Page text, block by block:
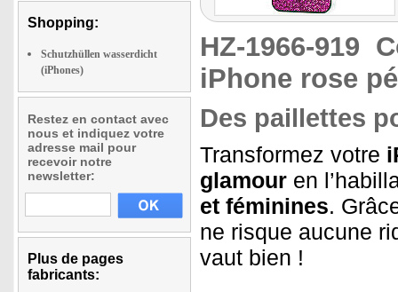
Shopping:
Schutzhüllen wasserdicht
(iPhones)
Restez en contact avec
nous et indiquez votre
adresse mail pour
recevoir notre
newsletter:
Plus de pages
fabricants:
HZ-1966-919
iPhone rose
Des paillettes
Transformez votre
glamour en
et féminines.
ne risque aucune
vaut bien !